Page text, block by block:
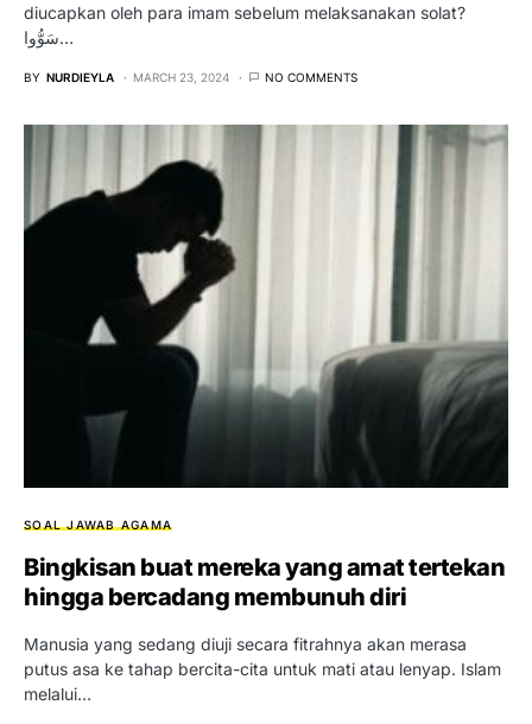
diucapkan oleh para imam sebelum melaksanakan solat?
سَوُّوا…
BY NURDIEYLA MARCH 23, 2024 NO COMMENTS
SOAL JAWAB AGAMA
Bingkisan buat mereka yang amat tertekan
hingga bercadang membunuh diri
Manusia yang sedang diuji secara fitrahnya akan merasa
putus asa ke tahap bercita-cita untuk mati atau lenyap. Islam
melalui…